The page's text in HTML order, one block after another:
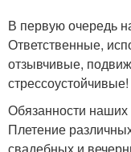
В первую очередь
Ответственные,
отзывчивые,
стрессоустойчивые!
Обязанности наших
Плетение